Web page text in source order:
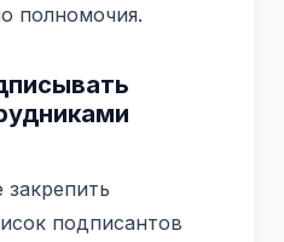
полномочия.
подписантов